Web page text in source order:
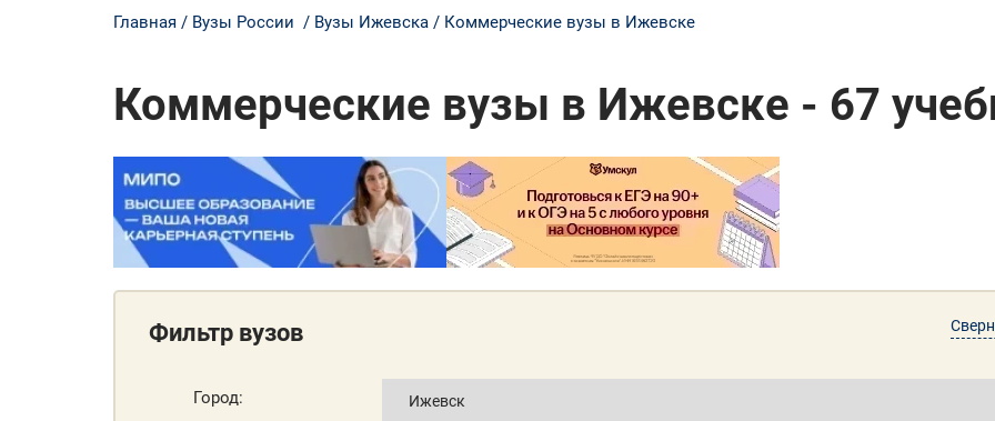
Главная Вузы России Вузы Ижевска Коммерческие вузы в Ижевске
Коммерческие вузы в Ижевске - 67
Фильтр вузов
Город: